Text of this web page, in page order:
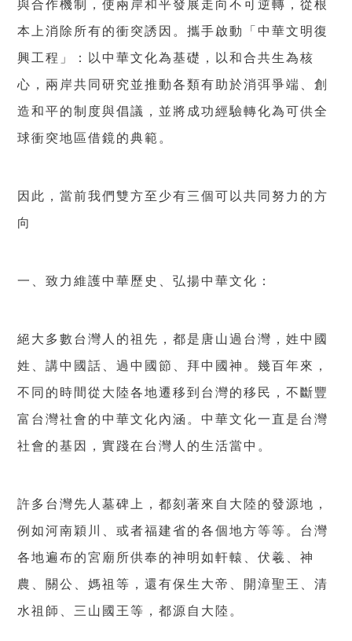
與合作機制，使兩岸和平發展走向不可逆轉，從根
本上消除所有的衝突誘因。攜手啟動「中華文明復
興工程」：以中華文化為基礎，以和合共生為核
心，兩岸共同研究並推動各類有助於消弭爭端、創
造和平的制度與倡議，並將成功經驗轉化為可供全
球衝突地區借鏡的典範。
因此，當前我們雙方至少有三個可以共同努力的方
向
一、致力維護中華歷史、弘揚中華文化：
絕大多數台灣人的祖先，都是唐山過台灣，姓中國
姓、講中國話、過中國節、拜中國神。幾百年來，
不同的時間從大陸各地遷移到台灣的移民，不斷豐
富台灣社會的中華文化內涵。中華文化一直是台灣
社會的基因，實踐在台灣人的生活當中。
許多台灣先人墓碑上，都刻著來自大陸的發源地，
例如河南穎川、或者福建省的各個地方等等。台灣
各地遍布的宮廟所供奉的神明如軒轅、伏羲、神
農、關公、媽祖等，還有保生大帝、開漳聖王、清
水祖師、三山國王等，都源自大陸。